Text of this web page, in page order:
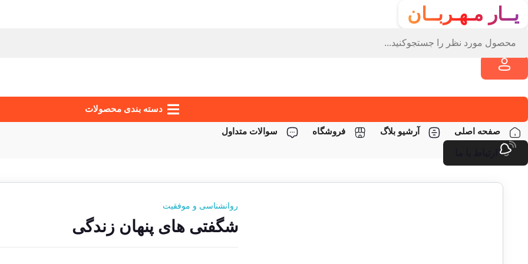
یــار مـهـربــان
دسته‌ بندی محصولات
صفحه اصلی آرشیو بلاگ فروشگاه سوالات متداول
روانشناسی و موفقیت
شگفتی های پنهان زندگی